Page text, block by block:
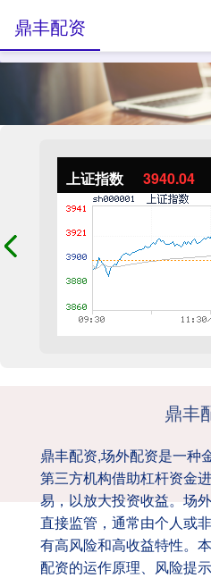
上证指数 3940.04
鼎丰
鼎丰配资,场外配资是一种
第三方机构借助杠杆资金
易，以放大投资收益。场
直接监管，通常由个人或
有高风险和高收益特性。
配资的运作原理、风险提
鼎丰配资